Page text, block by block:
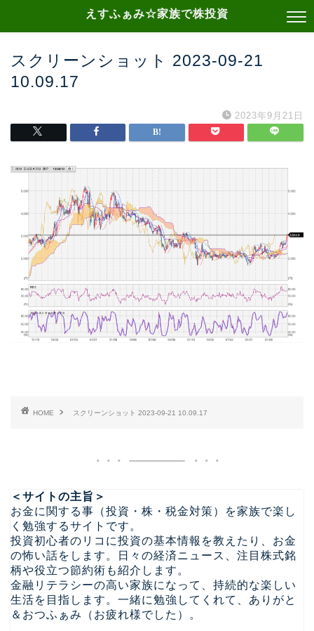
えすふぁみ☆家族で株投資
スクリーンショット 2023-09-21
10.09.17
2023年9月21日
HOME スクリーンショット 2023-09-21 10.09.17
＜サイトの主旨＞
お金に関する事（投資・株・税金対策）を家族で楽し
く勉強するサイトです。
投資初心者のリコに投資の基本情報を教えたり、お金
の怖い話をします。日々の経済ニュース、注目株式銘
柄や役立つ節約術も紹介します。
金融リテラシーの高い家族になって、持続的な楽しい
生活を目指します。一緒に勉強してくれて、ありがと
＆おつふぁみ（お疲れ様でした）。